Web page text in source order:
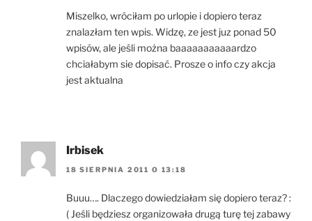
Miszelko, wróciłam po urlopie i dopiero teraz
znalazłam ten wpis. Widzę, ze jest juz ponad 50
wpisów, ale jeśli można baaaaaaaaaaardzo
chciałabym sie dopisać. Prosze o info czy akcja
jest aktualna
Irbisek
18 SIERPNIA 2011 O 13:18
Buuu…. Dlaczego dowiedziałam się dopiero teraz? :
( Jeśli będziesz organizowała drugą turę tej zabawy